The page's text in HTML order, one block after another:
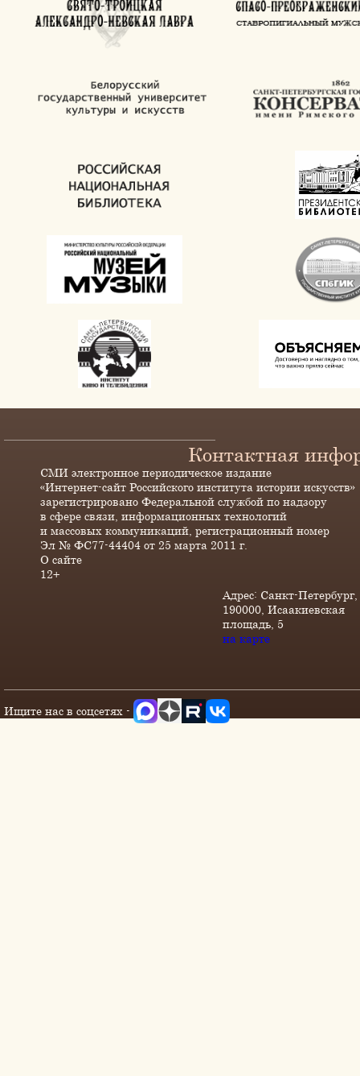
Контактная
СМИ электронное периодическое издание
«Интернет-сайт Российского института истории искусств»
зарегистрировано Федеральной службой по надзору
в сфере связи, информационных технологий
и массовых коммуникаций, регистрационный номер
Эл № ФС77-44404 от 25 марта 2011 г.
О сайте
12+
Адрес: Санкт-Петербург,
190000, Исаакиевская
площадь, 5
на карте
Ищите нас в соцсетях -